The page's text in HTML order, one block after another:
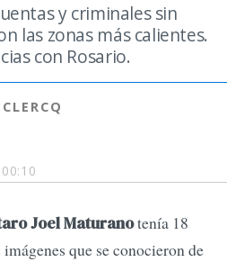
y criminales sin
las zonas más calientes.
con Rosario.
Joel Maturanotenía 18
que se conocieron de